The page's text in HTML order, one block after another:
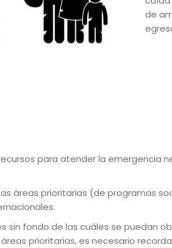
de
para atender la emergencia
áreas prioritarias (de programas
sin fondo de las cuáles se puedan
prioritarias, es necesario